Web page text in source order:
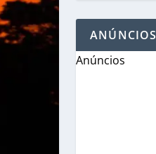
ANÚNCIOS
Anúncios